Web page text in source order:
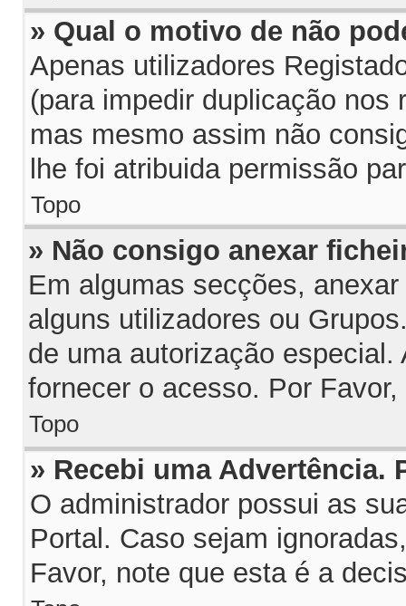
» Qual o motivo de não
Apenas utilizadores
(para impedir duplicação
mas mesmo assim não
lhe foi atribuida permissão
Topo
» Não consigo anexar
Em algumas secções,
alguns utilizadores ou
de uma autorização
fornecer o acesso. Por
Topo
» Recebi uma Advertência.
O administrador possui as
Portal. Caso sejam
Favor, note que esta é a